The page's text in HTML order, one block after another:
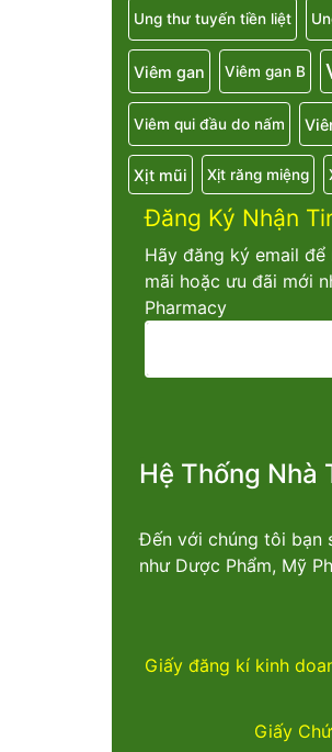
Ung thư tuyến tiền liệt
Viêm gan Viêm gan B
Viêm qui đầu do nấm
Xịt mũi Xịt răng miệng
Đăng Ký Nhận
Hãy đăng ký email
mãi hoặc ưu đãi mới
Pharmacy
Hệ Thống Nhà
Đến với chúng tôi bạn
như Dược Phẩm, Mỹ
Giấy đăng kí kinh
Giấy